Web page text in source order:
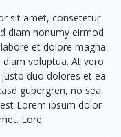
sit amet, consetetur
diam nonumy eirmod
et dolore magna
voluptua. At vero
duo dolores et ea
gubergren, no sea
Lorem ipsum dolor
Lore